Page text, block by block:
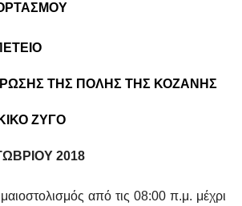
ΤΗΣ ΠΟΛΗΣ ΤΗΣ ΚΟΖΑΝΗΣ
ΖΥΓΟ
2018
από τις 08:00 π.μ. μέχρι